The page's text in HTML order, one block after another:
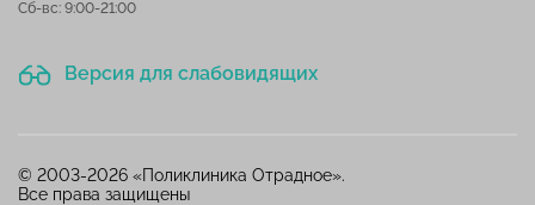
Сб-вс: 9:00-21:00
Версия для слабовидящих
© 2003-2026 «Поликлиника Отрадное».
Все права защищены